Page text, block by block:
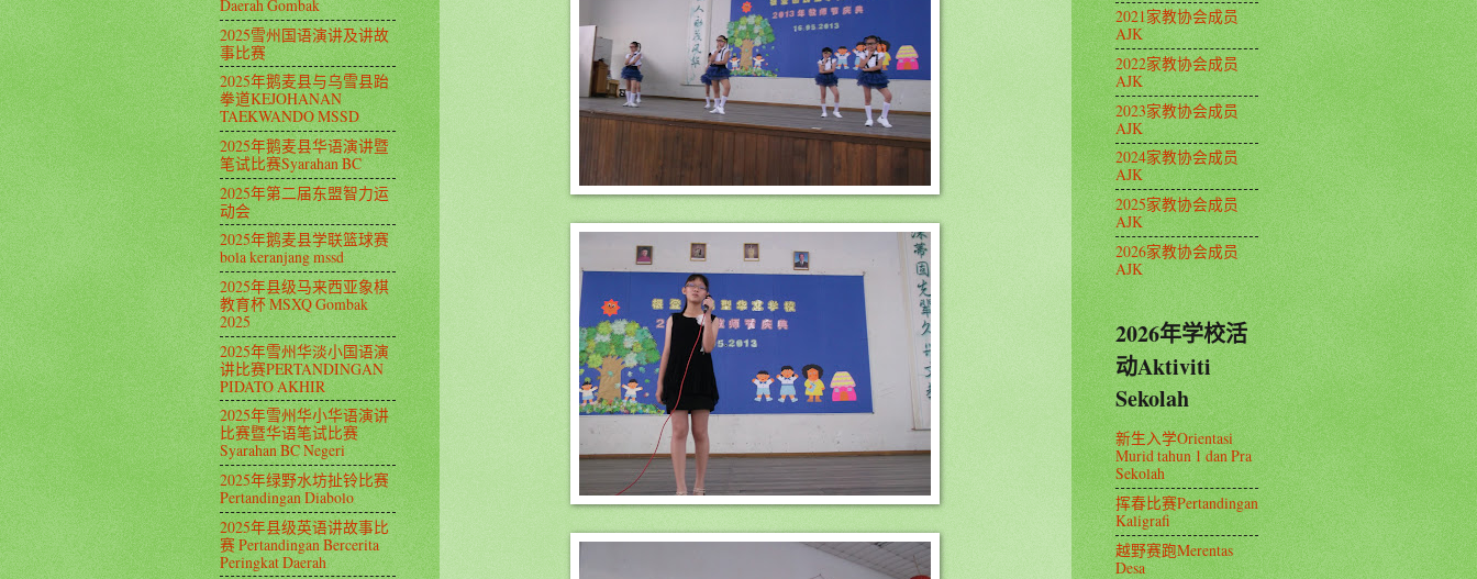
Daerah Gombak
2025雪州国语演讲及讲故
事比赛
2025年鹅麦县与乌雪县跆
拳道KEJOHANAN
TAEKWANDO MSSD
2025年鹅麦县华语演讲暨
笔试比赛Syarahan BC
2025年第二届东盟智力运
动会
2025年鹅麦县学联篮球赛
bola keranjang mssd
2025年县级马来西亚象棋
教育杯 MSXQ Gombak
2025
2025年雪州华淡小国语演
讲比赛PERTANDINGAN
PIDATO AKHIR
2025年雪州华小华语演讲
比赛暨华语笔试比赛
Syarahan BC Negeri
2025年绿野水坊扯铃比赛
Pertandingan Diabolo
2025年县级英语讲故事比
赛 Pertandingan Bercerita
Peringkat Daerah
2021家教协会成员
AJK
2022家教协会成员
AJK
2023家教协会成员
AJK
2024家教协会成员
AJK
2025家教协会成员
AJK
2026家教协会成员
AJK
2026年学校活
动Aktiviti
Sekolah
新生入学Orientasi
Murid tahun 1 dan Pra
Sekolah
挥春比赛Pertandingan
Kaligrafi
越野赛跑Merentas
Desa